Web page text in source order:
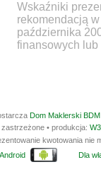
Wskaźniki
rekomendacją
października
finansowych lub
Dom Maklerski
• produkcja:
kwotowania
Dla